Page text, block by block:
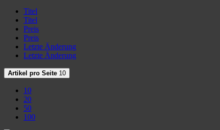
Titel
Titel
Preis
Preis
Letzte Änderung
Letzte Änderung
Artikel pro Seite 10
10
20
50
100